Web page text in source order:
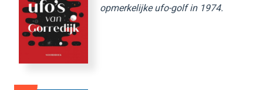
opmerkelijke ufo-golf in 1974.